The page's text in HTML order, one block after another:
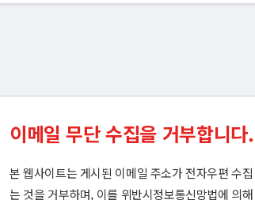
이메일 무단 수집을 거부합니다.
본 웹사이트는 게시된 이메일 주소가 전자우편 수
는 것을 거부하며, 이를 위반시정보통신망법에 의